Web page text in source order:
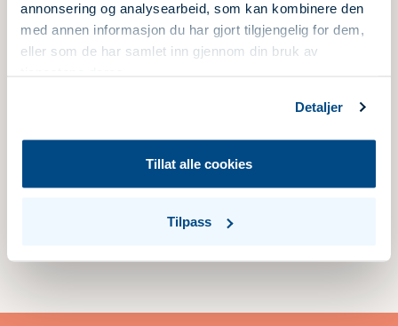
annonsering og analysearbeid, som kan kombinere den
med annen informasjon du har gjort tilgjengelig for dem,
eller som de har samlet inn gjennom din bruk av
Detaljer
Tillat alle cookies
Tilpass